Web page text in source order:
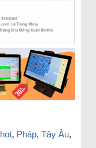
hot, Pháp, Tây Âu,